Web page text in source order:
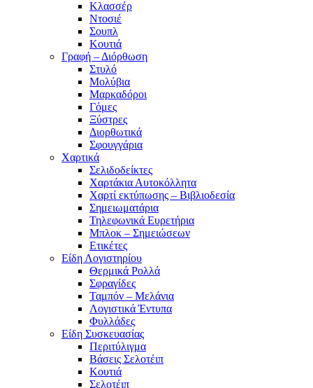
Κλασσέρ
Ντοσιέ
Σουπλ
Κουτιά
Γραφή – Διόρθωση
Στυλό
Μολύβια
Μαρκαδόροι
Γόμες
Ξύστρες
Διορθωτικά
Σφουγγάρια
Χαρτικά
Σελιδοδείκτες
Χαρτάκια Αυτοκόλλητα
Χαρτί εκτύπωσης – Βιβλιοδεσία
Σημειωματάρια
Τηλεφωνικά Ευρετήρια
Μπλοκ – Σημειώσεων
Ετικέτες
Είδη Λογιστηρίου
Θερμικά Ρολλά
Σφραγίδες
Ταμπόν – Μελάνια
Λογιστικά Έντυπα
Φυλλάδες
Είδη Συσκευασίας
Περιτύλιγμα
Βάσεις Σελοτέιπ
Κουτιά
Σελοτέιπ